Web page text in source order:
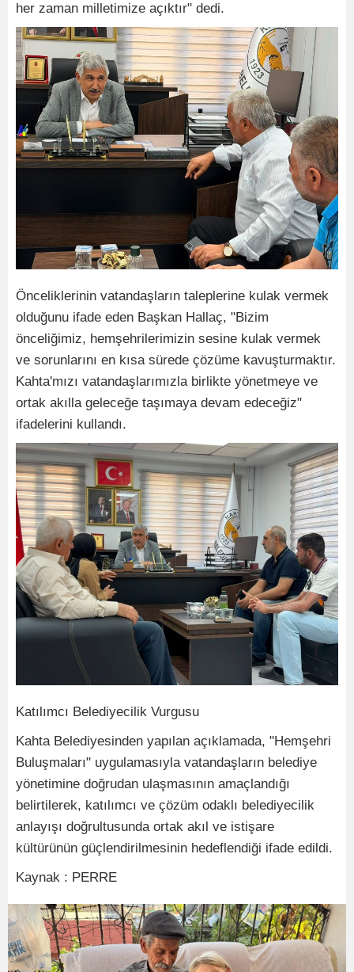
her zaman milletimize açıktır" dedi.
Önceliklerinin vatandaşların taleplerine kulak vermek
olduğunu ifade eden Başkan Hallaç, "Bizim
önceliğimiz, hemşehrilerimizin sesine kulak vermek
ve sorunlarını en kısa sürede çözüme kavuşturmaktır.
Kahta'mızı vatandaşlarımızla birlikte yönetmeye ve
ortak akılla geleceğe taşımaya devam edeceğiz"
ifadelerini kullandı.
Katılımcı Belediyecilik Vurgusu
Kahta Belediyesinden yapılan açıklamada, "Hemşehri
Buluşmaları" uygulamasıyla vatandaşların belediye
yönetimine doğrudan ulaşmasının amaçlandığı
belirtilerek, katılımcı ve çözüm odaklı belediyecilik
anlayışı doğrultusunda ortak akıl ve istişare
kültürünün güçlendirilmesinin hedeflendiği ifade edildi.
Kaynak : PERRE